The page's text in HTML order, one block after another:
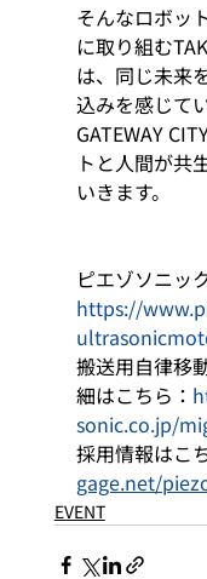
そんなロボッ
に取り組む
は、同じ未来
込みを感じて
GATEWAY
トと人間が共
いきます。
ピエゾソニッ
https://
搬送用自律移
細はこちら：
sonic.co.jp/
採用情報はこ
gage.net/
EVENT